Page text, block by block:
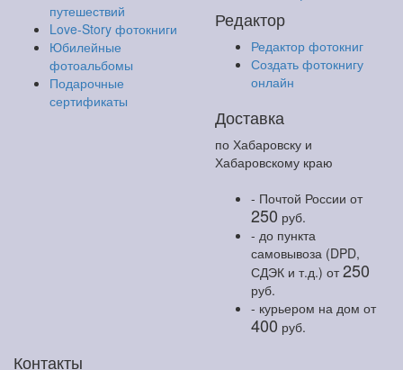
путешествий
Love-Story фотокниги
Юбилейные
фотоальбомы
Подарочные
сертификаты
Редактор
Редактор фотокниг
Создать фотокнигу
онлайн
Доставка
по Хабаровску и
Хабаровскому краю
- Почтой России от
250 руб.
- до пункта
самовывоза (DPD,
СДЭК и т.д.) от250
руб.
- курьером на дом от
400 руб.
Контакты